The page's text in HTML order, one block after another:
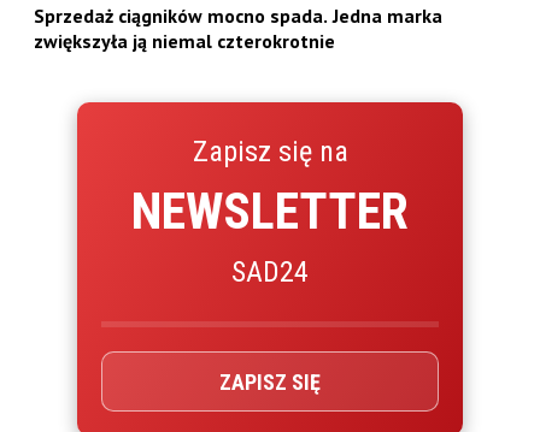
Sprzedaż ciągników mocno spada. Jedna marka
zwiększyła ją niemal czterokrotnie
Zapisz się na
NEWSLETTER
SAD24
ZAPISZ SIĘ